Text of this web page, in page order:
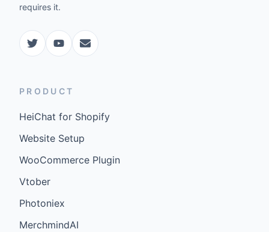
requires it.
PRODUCT
HeiChat for Shopify
Website Setup
WooCommerce Plugin
Vtober
Photoniex
MerchmindAI